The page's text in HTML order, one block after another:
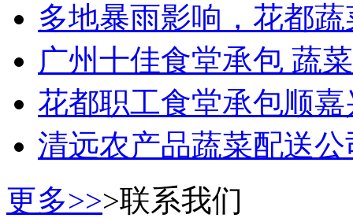
多地暴雨影响，花都
广州十佳食堂承包 蔬
花都职工食堂承包顺
清远农产品蔬菜配送
更多>>>联系我们